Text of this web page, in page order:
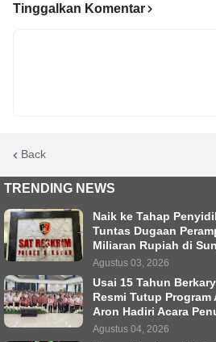
Tinggalkan Komentar
Back
TRENDING NEWS
Naik ke Tahap
Tuntas Dugaan
Miliaran Rupiah di
Agustus 03, 2026
Usai 15 Tahun
Resmi Tutup Program
Aron Hadiri Acara
Agustus 04, 2026